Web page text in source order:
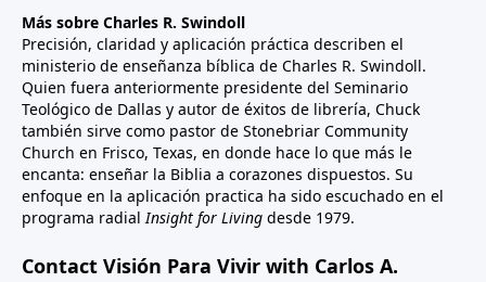
Más sobre Charles R. Swindoll
Precisión, claridad y aplicación práctica describen el
ministerio de enseñanza bíblica de Charles R. Swindoll.
Quien fuera anteriormente presidente del Seminario
Teológico de Dallas y autor de éxitos de librería, Chuck
también sirve como pastor de Stonebriar Community
Church en Frisco, Texas, en donde hace lo que más le
encanta: enseñar la Biblia a corazones dispuestos. Su
enfoque en la aplicación practica ha sido escuchado en el
programa radialInsight for Living desde 1979.
Contact Visión Para Vivir with Carlos A.